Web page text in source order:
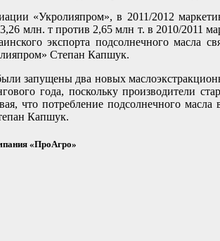
«Укролияпром», в 2011/2012
млн. т против 2,65 млн т. в 2010/2011
экспорта подсолнечного масла
Степан Капшук.
запущены два новых
года, поскольку производители
что потребление подсолнечного
Капшук.
«ПроАгро»